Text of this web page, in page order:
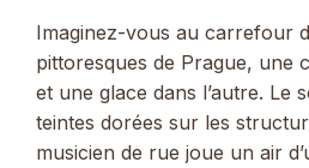
Imaginez-vous au carrefour
pittoresques de Prague, une
et une glace dans l’autre. Le
teintes dorées sur les
musicien de rue joue un air